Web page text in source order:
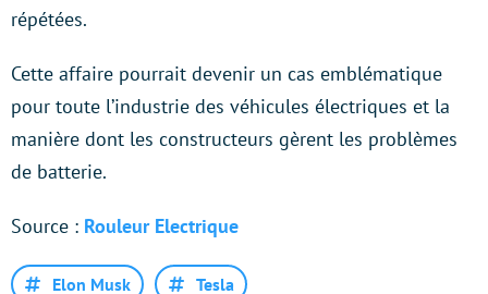
répétées.
Cette affaire pourrait devenir un cas emblématique
pour toute l’industrie des véhicules électriques et la
manière dont les constructeurs gèrent les problèmes
de batterie.
Source : Rouleur Electrique
Elon Musk Tesla